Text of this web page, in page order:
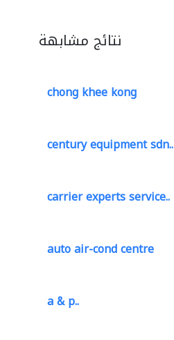
نتائج مشابهة
chong khee kong
century equipment sdn..
carrier experts service..
auto air-cond centre
a & p..